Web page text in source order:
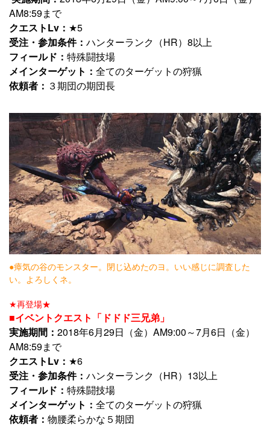
AM8:59まで
クエストLv： ★5
受注・参加条件： ハンターランク（HR）8以上
フィールド： 特殊闘技場
メインターゲット： 全てのターゲットの狩猟
依頼者： ３期団の期団長
●瘴気の谷のモンスター。閉じ込めたのヨ。いい感じに調査した
い。よろしくネ。
★再登場★
■イベントクエスト「ドドド三兄弟」
実施期間： 2018年6月29日（金）AM9:00～7月6日（金）
AM8:59まで
クエストLv： ★6
受注・参加条件： ハンターランク（HR）13以上
フィールド： 特殊闘技場
メインターゲット： 全てのターゲットの狩猟
依頼者： 物腰柔らかな５期団